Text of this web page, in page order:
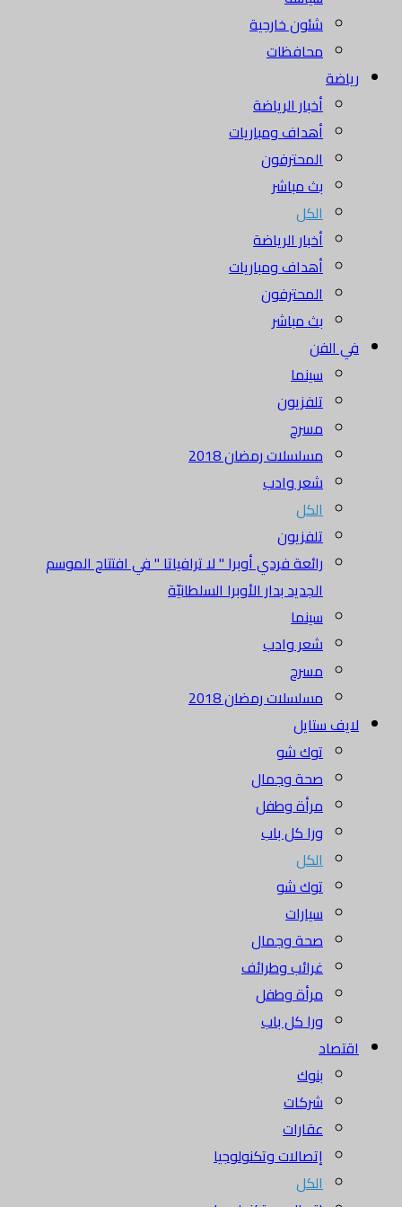
شئون خارجية
محافظات
رياضة
أخبار الرياضة
أهداف ومباريات
المحترفون
بث مباشر
الكل
أخبار الرياضة
أهداف ومباريات
المحترفون
بث مباشر
في الفن
سينما
تلفزيون
مسرح
مسلسلات رمضان 2018
شعر وادب
الكل
تلفزيون
رائعة فردي أوبرا " لا ترافياتا " في افتتاح الموسم
الجديد بدار الأوبرا السلطانيّة
سينما
شعر وادب
مسرح
مسلسلات رمضان 2018
لايف ستايل
توك شو
صحة وجمال
مرأة وطفل
ورا كل باب
الكل
توك شو
سيارات
صحة وجمال
غرائب وطرائف
مرأة وطفل
ورا كل باب
اقتصاد
بنوك
شركات
عقارات
إتصالات وتكنولوجيا
الكل